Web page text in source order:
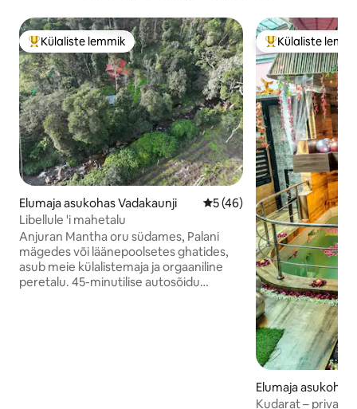
Külaliste suur lemmik
Külaliste lemmik
Elumaja asukohas Vadakaunji Keskmine hinnang 5/5, 46
5 (46)
Libellule 'i mahetalu
Anjuran Mantha oru südames, Palani
mägedes või läänepoolsetes ghatides,
asub meie külalistemaja ja orgaaniline
peretalu. 45-minutilise autosõidu
Külaliste suur
Külaliste
Elumaja asukohas
Kudarat –